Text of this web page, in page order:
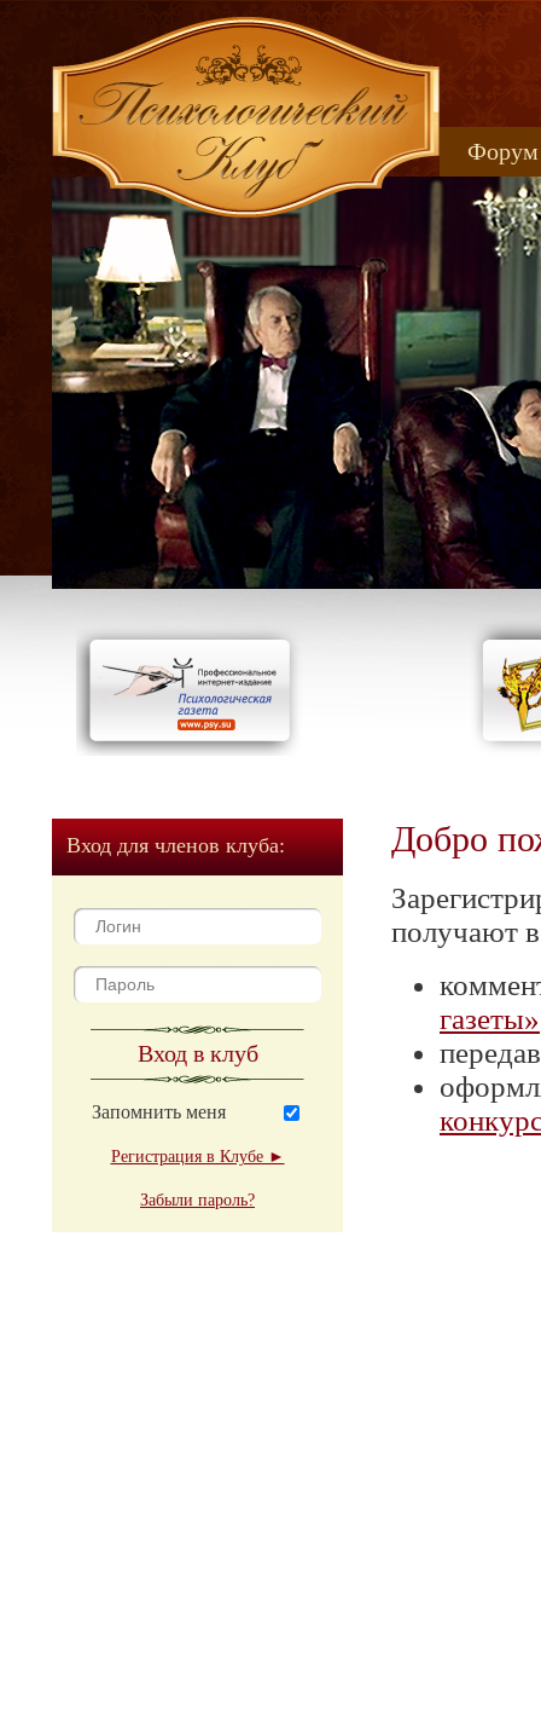
Форум
Вход для членов клуба:
Вход в клуб
Запомнить меня
Регистрация в Клубе ►
Забыли пароль?
Добро
получают
газеты»